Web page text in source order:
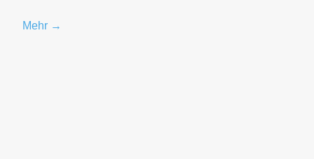
Mehr →